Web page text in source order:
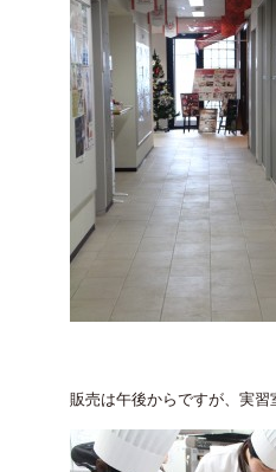
販売は午後からですが、実習